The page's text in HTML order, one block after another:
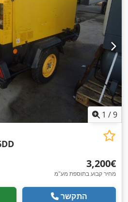
1 /9
‏3,200 ‏€
מחיר קבוע בתוספת מע"מ
התקשר